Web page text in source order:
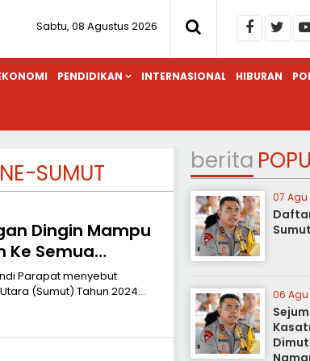
Sabtu, 08 Agustus 2026
PENDIDIKAN INTERNASIONAL HIBURAN
SUMUT
Dingin Mampu
Ke Semua
Kristen
Parapat menyebut
(Sumut) Tahun 2024
berita
07 Agu
06 Agu